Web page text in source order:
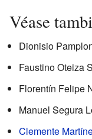
Véase
Dionisio
Faustino Oteiza
Florentín Felipe
Manuel Segura
Clemente